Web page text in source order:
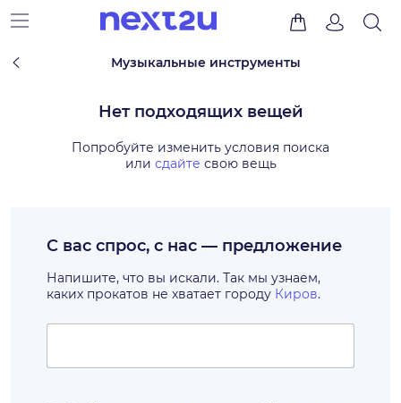
Музыкальные инструменты
Нет подходящих вещей
Попробуйте изменить условия поиска
или сдайте свою вещь
С вас спрос, с нас — предложение
Напишите, что вы искали. Так мы узнаем,
каких прокатов не хватает городу Киров.